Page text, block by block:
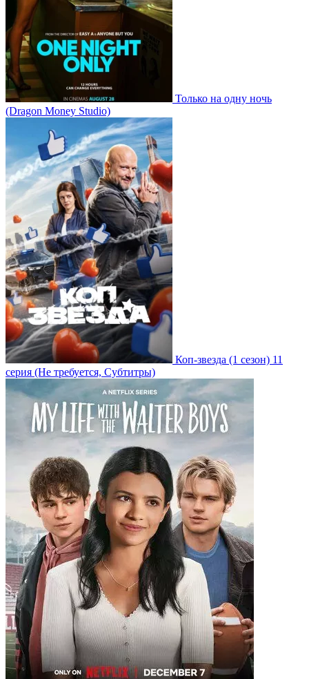
Только на одну ночь
(Dragon Money Studio)
Коп-звезда (1 сезон) 11
серия (Не требуется, Субтитры)